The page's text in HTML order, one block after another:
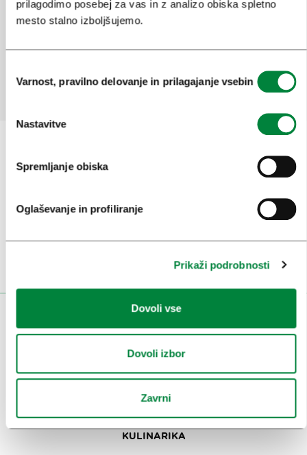
prilagodimo posebej za vas in z analizo obiska spletno
mesto stalno izboljšujemo.
soglasja
Varnost, pravilno delovanje in prilagajanje vsebin
Nastavitve
Spremljanje obiska
Oglaševanje in profiliranje
Prikaži podrobnosti
Dovoli vse
Dovoli izbor
Zavrni
Ste našli informacije, ki ste jih iskali?
Da Ne
Prijavi se na
Ali nam sledi na:
OGLEDI IN IZLETI
ZNAMENITOSTI IN AKTIVNOSTI
KULINARIKA